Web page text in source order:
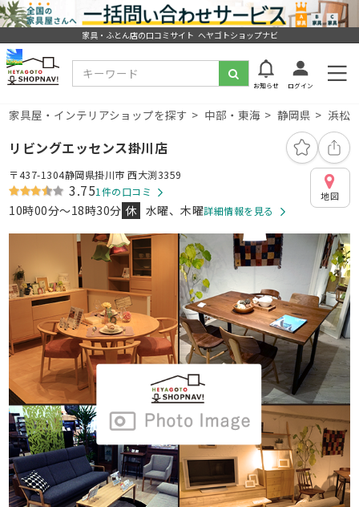
家具・ふとん店の口コミサイト ヘヤゴトショップナビ
お知らせ ログイン
家具屋・インテリアショップを探す 中部・東海 静岡県 浜松
リビングエッセンス掛川店
〒437-1304静岡県掛川市 西大渕3359
3.751件の口コミ
10時00分～18時30分 休 水曜、木曜詳細情報を見る
地図